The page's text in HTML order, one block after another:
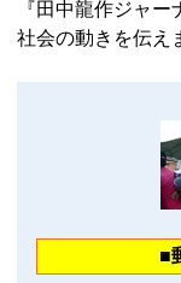
『田中龍作ジャ
社会の動きを伝え
■